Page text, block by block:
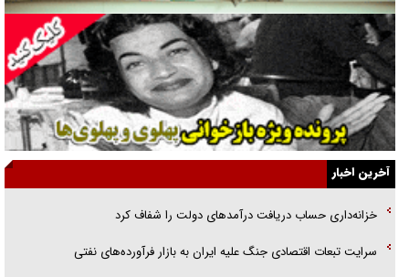
یهودی‌ها در ادبیات داستانی اروپا؛ از شکسپیر تا دیکنز
گفت‌وگو با خواهر یکی از شهدای جنگ رمضان/ خواهرم فرمانده جهادی و
اهل خدمت بی‌منت بود
جزئیات شکنجه‌هایم فراتر از آن است که در بیان بگنجد!
پلیس
آخرین اخبار
خزانه‌داری حساب دریافت درآمد‌های دولت را شفاف کرد
سرایت تبعات اقتصادی جنگ علیه ایران به بازار فرآورده‌های نفتی